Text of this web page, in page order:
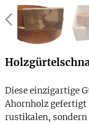
Diese einzigartige
Ahornholz
rustikalen, sondern